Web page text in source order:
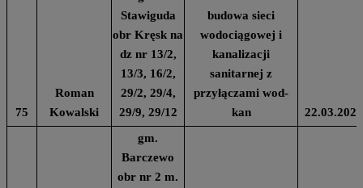
75
Roman
Kowalski
Stawiguda
obr Kręsk na
dz nr 13/2,
13/3, 16/2,
29/2, 29/4,
29/9, 29/12
budowa sieci
wodociągowej i
kanalizacji
sanitarnej z
przyłączami wod-
kan
22.03.2024
gm.
Barczewo
obr nr 2 m.